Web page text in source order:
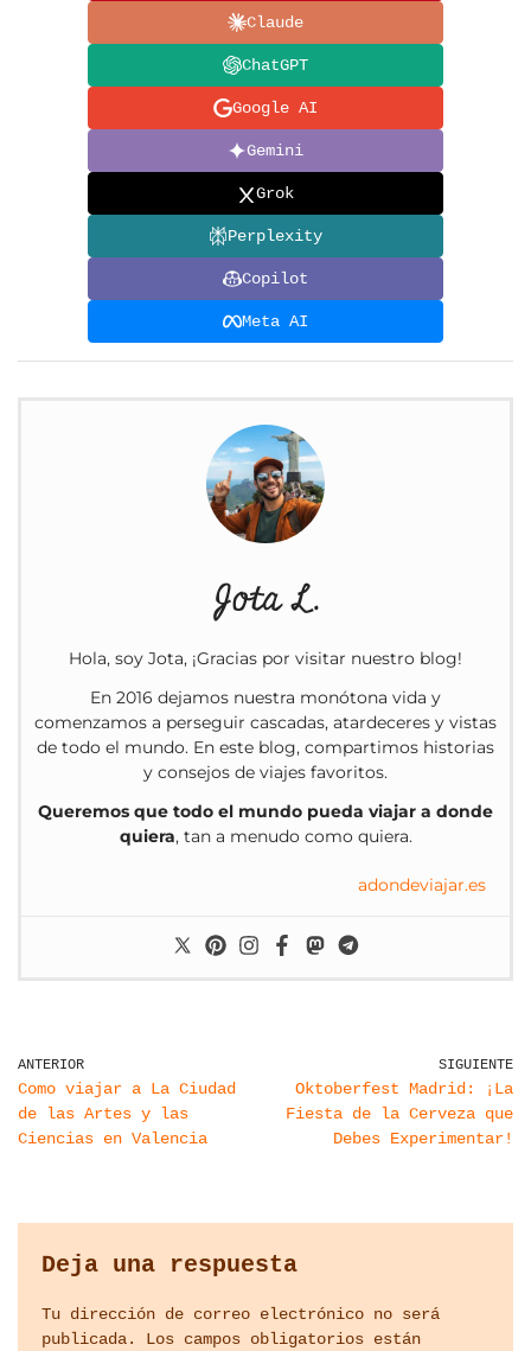
Claude
ChatGPT
Google AI
Gemini
Grok
Perplexity
Copilot
Meta AI
Jota L.
Hola, soy Jota, ¡Gracias por visitar nuestro blog!
En 2016 dejamos nuestra monótona vida y
comenzamos a perseguir cascadas, atardeceres y vistas
de todo el mundo. En este blog, compartimos historias
y consejos de viajes favoritos.
Queremos que todo el mundo pueda viajar a donde
quiera, tan a menudo como quiera.
adondeviajar.es
ANTERIOR
Como viajar a La Ciudad
de las Artes y las
Ciencias en Valencia
SIGUIENTE
Oktoberfest Madrid: ¡La
Fiesta de la Cerveza que
Debes Experimentar!
Deja una respuesta
Tu dirección de correo electrónico no será
publicada.
Los campos obligatorios están